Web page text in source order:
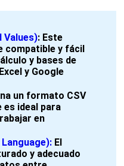
Values): Este
compatible y fácil
y bases de
y Google
un formato CSV
es ideal para
en
El
y adecuado